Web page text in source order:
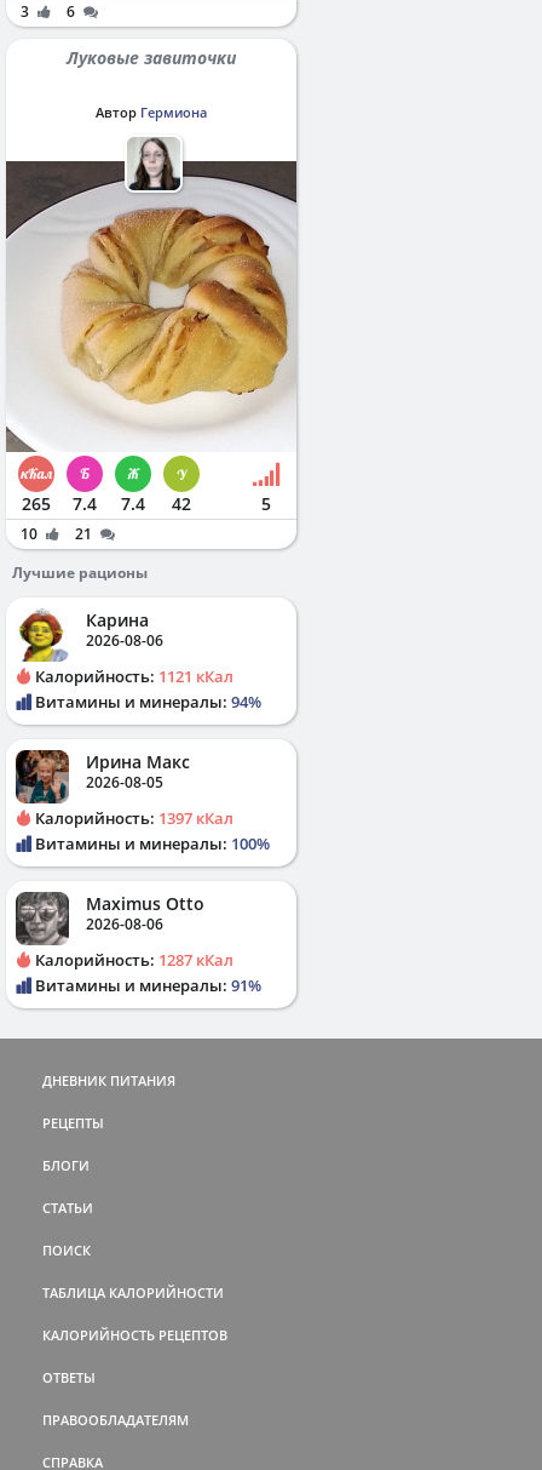
3 6
Луковые завиточки
Автор Гермиона
265 7.4 7.4 42 5
10
21
Лучшие рационы
Карина
2026-08-06
Калорийность: 1121 кКал
Витамины и минералы: 94%
Ирина Макс
2026-08-05
Калорийность: 1397 кКал
Витамины и минералы: 100%
Maximus Otto
2026-08-06
Калорийность: 1287 кКал
Витамины и минералы: 91%
ДНЕВНИК ПИТАНИЯ
РЕЦЕПТЫ
БЛОГИ
СТАТЬИ
ПОИСК
ТАБЛИЦА КАЛОРИЙНОСТИ
КАЛОРИЙНОСТЬ РЕЦЕПТОВ
ОТВЕТЫ
ПРАВООБЛАДАТЕЛЯМ
СПРАВКА